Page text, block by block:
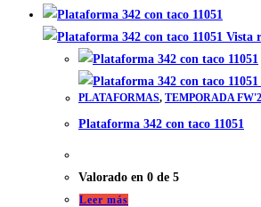
Vista
PLATAFORMAS, TEMPORADA
Plataforma 342 con taco 11051
Valorado en 0 de 5
Leer más